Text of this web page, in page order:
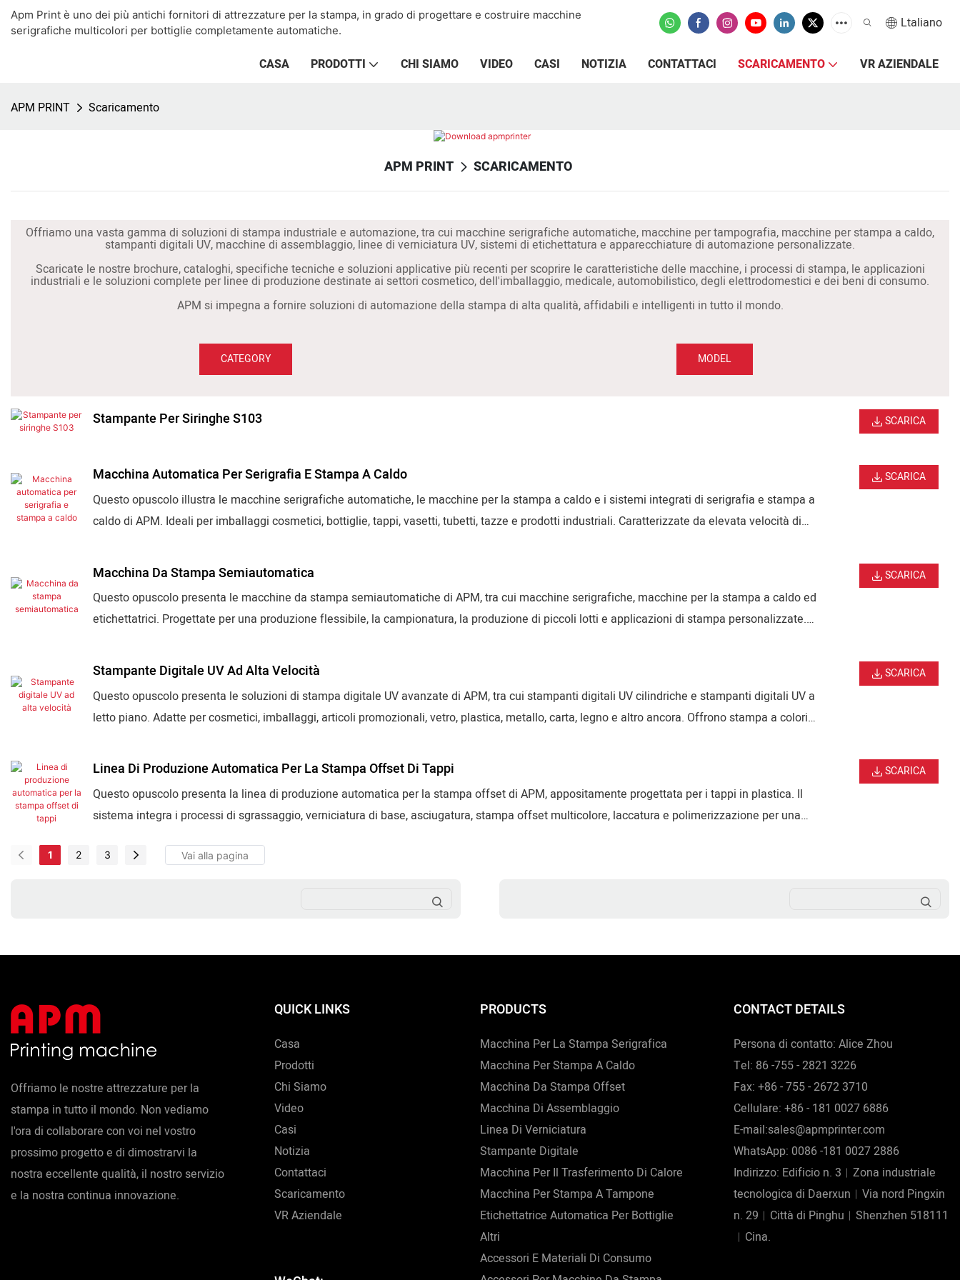
Apm Print è uno dei più antichi fornitori di attrezzature per la stampa, in grado di progettare e costruire macchine
serigrafiche multicolori per bottiglie completamente automatiche.
Ltaliano
CASA PRODOTTI CHI SIAMO VIDEO CASI NOTIZIA CONTATTACI SCARICAMENTO VR AZIENDALE
APM PRINT Scaricamento
APM PRINT SCARICAMENTO
Offriamo una vasta gamma di soluzioni di stampa industriale e automazione, tra cui macchine serigrafiche automatiche, macchine per tampografia, macchine per stampa a caldo,
stampanti digitali UV, macchine di assemblaggio, linee di verniciatura UV, sistemi di etichettatura e apparecchiature di automazione personalizzate.
Scaricate le nostre brochure, cataloghi, specifiche tecniche e soluzioni applicative più recenti per scoprire le caratteristiche delle macchine, i processi di stampa, le applicazioni
industriali e le soluzioni complete per linee di produzione destinate ai settori cosmetico, dell'imballaggio, medicale, automobilistico, degli elettrodomestici e dei beni di consumo.
APM si impegna a fornire soluzioni di automazione della stampa di alta qualità, affidabili e intelligenti in tutto il mondo.
CATEGORY MODEL
Stampante Per Siringhe S103 SCARICA
Macchina Automatica Per Serigrafia E Stampa A Caldo
Questo opuscolo illustra le macchine serigrafiche automatiche, le macchine per la stampa a caldo e i sistemi integrati di serigrafia e stampa a
caldo di APM. Ideali per imballaggi cosmetici, bottiglie, tappi, vasetti, tubetti, tazze e prodotti industriali. Caratterizzate da elevata velocità di
SCARICA
Macchina Da Stampa Semiautomatica
Questo opuscolo presenta le macchine da stampa semiautomatiche di APM, tra cui macchine serigrafiche, macchine per la stampa a caldo ed
etichettatrici. Progettate per una produzione flessibile, la campionatura, la produzione di piccoli lotti e applicazioni di stampa personalizzate.
SCARICA
Stampante Digitale UV Ad Alta Velocità
Questo opuscolo presenta le soluzioni di stampa digitale UV avanzate di APM, tra cui stampanti digitali UV cilindriche e stampanti digitali UV a
letto piano. Adatte per cosmetici, imballaggi, articoli promozionali, vetro, plastica, metallo, carta, legno e altro ancora. Offrono stampa a colori
SCARICA
Linea Di Produzione Automatica Per La Stampa Offset Di Tappi
Questo opuscolo presenta la linea di produzione automatica per la stampa offset di APM, appositamente progettata per i tappi in plastica. Il
sistema integra i processi di sgrassaggio, verniciatura di base, asciugatura, stampa offset multicolore, laccatura e polimerizzazione per una
SCARICA
1 2 3
Offriamo le nostre attrezzature per la
stampa in tutto il mondo. Non vediamo
l'ora di collaborare con voi nel vostro
prossimo progetto e di dimostrarvi la
nostra eccellente qualità, il nostro servizio
e la nostra continua innovazione.
QUICK LINKS
Casa
Prodotti
Chi Siamo
Video
Casi
Notizia
Contattaci
Scaricamento
VR Aziendale
PRODUCTS
Macchina Per La Stampa Serigrafica
Macchina Per Stampa A Caldo
Macchina Da Stampa Offset
Macchina Di Assemblaggio
Linea Di Verniciatura
Stampante Digitale
Macchina Per Il Trasferimento Di Calore
Macchina Per Stampa A Tampone
Etichettatrice Automatica Per Bottiglie
Altri
Accessori E Materiali Di Consumo
CONTACT DETAILS
Persona di contatto: Alice Zhou
Tel: 86 -755 - 2821 3226
Fax: +86 - 755 - 2672 3710
Cellulare: +86 - 181 0027 6886
E-mail:sales@apmprinter.com
WhatsApp: 0086 -181 0027 2886
Indirizzo: Edificio n. 3︱Zona industriale
tecnologica di Daerxun︱Via nord Pingxin
n. 29︱Città di Pinghu︱Shenzhen 518111
︱Cina.